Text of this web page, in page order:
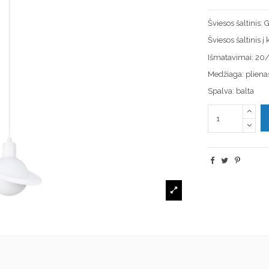
Šviesos šaltinis:
Šviesos šaltinis į
Išmatavimai:
Medžiaga:
Spalva: balta